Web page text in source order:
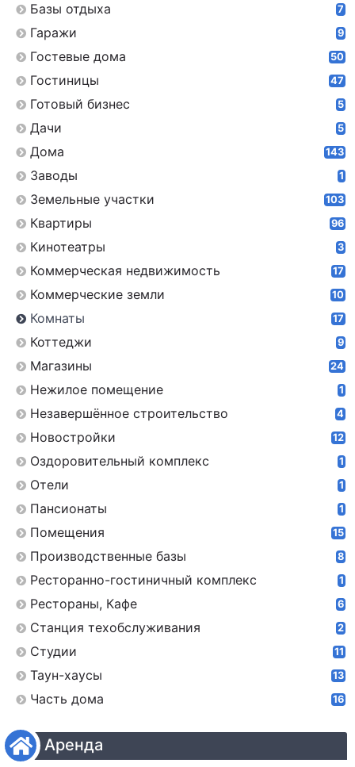
Базы отдыха 7
Гаражи 9
Гостевые дома 50
Гостиницы 47
Готовый бизнес 5
Дачи 5
Дома 143
Заводы 1
Земельные участки 103
Квартиры 96
Кинотеатры 3
Коммерческая недвижимость 17
Коммерческие земли 10
Комнаты 17
Коттеджи 9
Магазины 24
Нежилое помещение 1
Незавершённое строительство 4
Новостройки 12
Оздоровительный комплекс 1
Отели 1
Пансионаты 1
Помещения 15
Производственные базы 8
Ресторанно-гостиничный комплекс 1
Рестораны, Кафе 6
Станция техобслуживания 2
Студии 11
Таун-хаусы 13
Часть дома 16
Аренда